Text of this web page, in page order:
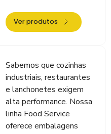
Ver produtos
Sabemos que cozinhas
industriais, restaurantes
e lanchonetes exigem
alta performance. Nossa
linha Food Service
oferece embalagens